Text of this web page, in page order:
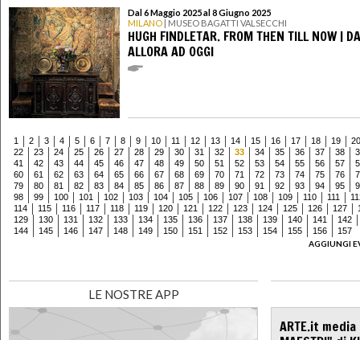
Dal 6 Maggio 2025 al 8 Giugno 2025
MILANO | MUSEO BAGATTI VALSECCHI
HUGH FINDLETAR. FROM THEN TILL NOW | DA
ALLORA AD OGGI
1 2 3 4 5 6 7 8 9 10 11 12 13 14 15 16 17 18 19
20
22
23 24 25 26 27 28 29 30 31 32 33 34 35 36 37 38
41
42 43 44 45 46 47 48 49 50 51 52 53 54 55 56 57
60
61 62 63 64 65 66 67 68 69 70 71 72 73 74 75 76
79
80 81 82 83 84 85 86 87 88 89 90 91 92 93 94 95
98
99 100 101 102 103 104 105 106 107 108 109 110 111
114
115 116 117 118 119 120 121 122 123 124 125 126 127
129
130 131 132 133 134 135 136 137 138 139 140 141
142
144
145 146 147 148 149 150 151 152 153 154 155 156
157
AGGIUNGI
LE NOSTRE APP
ARTE.it